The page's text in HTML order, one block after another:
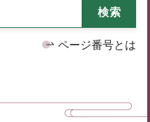
ページ番号とは